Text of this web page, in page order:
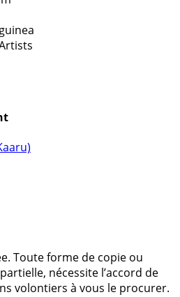
Toute forme de copie ou
nécessite l’accord de
volontiers à vous le procurer.